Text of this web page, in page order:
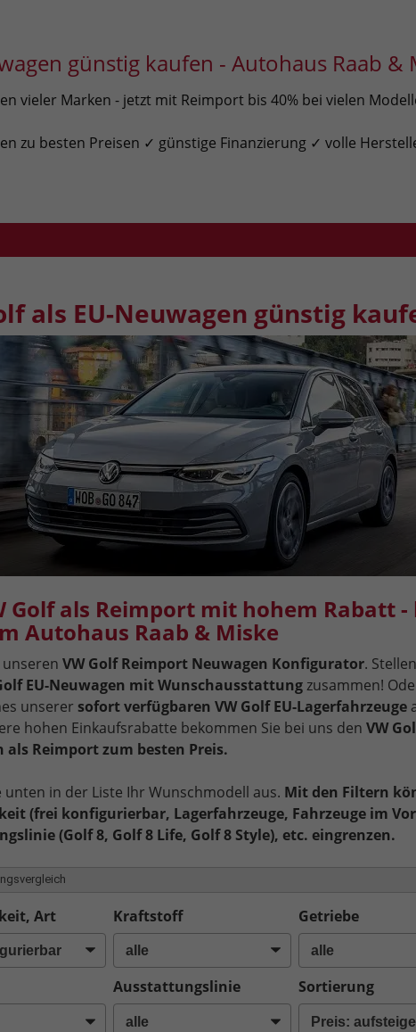
günstig kaufen - Autohaus Raab &
vieler Marken - jetzt mit Reimport bis 40% bei vielen
zu besten Preisen ✓ günstige Finanzierung ✓ volle
als EU-Neuwagen günstig
Golf als Reimport mit hohem Rabatt -
Autohaus Raab & Miske
unseren VW Golf Reimport Neuwagen Konfigurator.
EU-Neuwagen mit Wunschausstattungzusammen!
unserer sofort verfügbaren VW Golf EU-Lagerfahrzeuge
hohen Einkaufsrabatte bekommen Sie bei uns den VW
als Reimport zum besten Preis.
unten in der Liste Ihr Wunschmodell aus. Mit den Filtern
(frei konfigurierbar, Lagerfahrzeuge, Fahrzeuge im
(Golf 8, Golf 8 Life, Golf 8 Style), etc. eingrenzen.
Art Kraftstoff Getriebe
Ausstattungslinie Sortierung